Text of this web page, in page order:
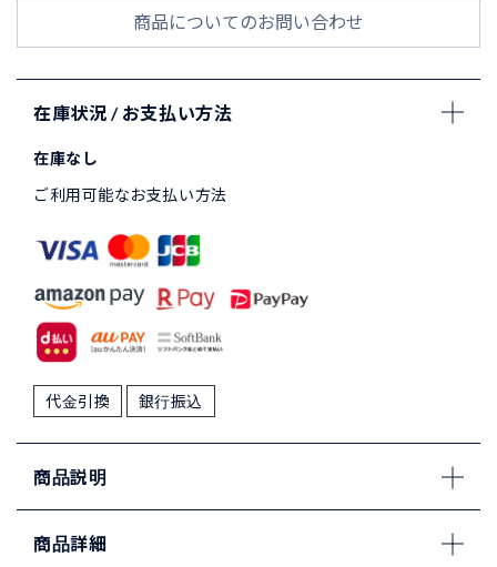
商品についてのお問い合わせ
在庫状況 / お支払い方法
在庫なし
ご利用可能なお支払い方法
代金引換 銀行振込
商品説明
商品詳細